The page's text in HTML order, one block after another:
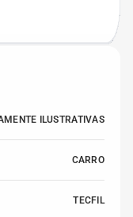
ILUSTRATIVAS
CARRO
TECFIL